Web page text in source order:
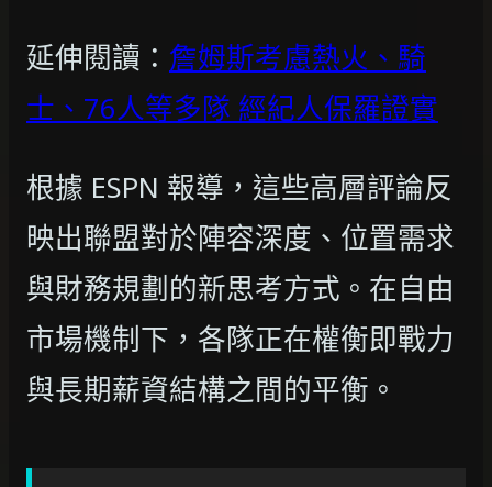
延伸閱讀： 詹姆斯考慮熱火、騎
士、76人等多隊 經紀人保羅證實
根據 ESPN 報導，這些高層評論反
映出聯盟對於陣容深度、位置需求
與財務規劃的新思考方式。在自由
市場機制下，各隊正在權衡即戰力
與長期薪資結構之間的平衡。